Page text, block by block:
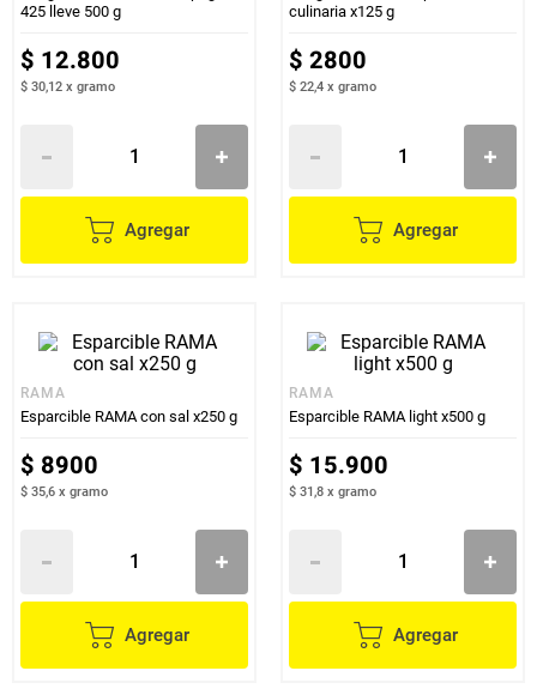
425 lleve 500 g
$ 12.800
$ 30,12 x gramo
Agregar
culinaria x125 g
$ 2800
$ 22,4 x gramo
Agregar
RAMA
Esparcible RAMA con sal x250 g
$ 8900
$ 35,6 x gramo
Agregar
RAMA
Esparcible RAMA light x500 g
$ 15.900
$ 31,8 x gramo
Agregar